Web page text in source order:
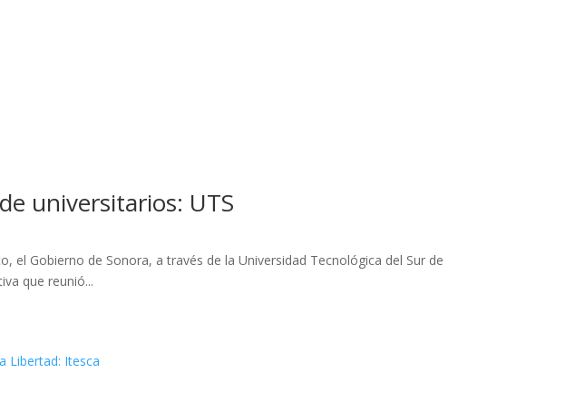
universitarios: UTS
el Gobierno de Sonora, a través de la Universidad Tecnológica del Sur de
que reunió...